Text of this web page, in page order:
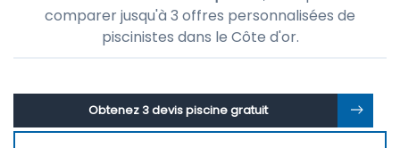
comparer jusqu'à 3 offres personnalisées de
piscinistes dans le Côte d'or.
Obtenez 3 devis piscine gratuit